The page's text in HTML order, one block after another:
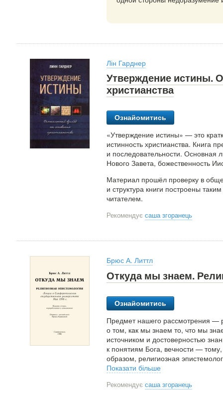
Лін Гарднер
Утверждение истины.
христианства
Ознайомитись
«Утверждение истины» — это
истинность христианства. Книга
и последовательности. Основная
Нового Завета, божественность
Материал прошёл проверку в
и структура книги построены
читателем.
Рекомендує саша згоранець
Брюс А. Литтл
Откуда мы знаем.
Ознайомитись
Предмет нашего рассмотрения —
о том, как мы знаем то, что мы
источником и достоверностью
к понятиям Бога, вечности —
образом, религиозная
Показати більше
Рекомендує саша згоранець